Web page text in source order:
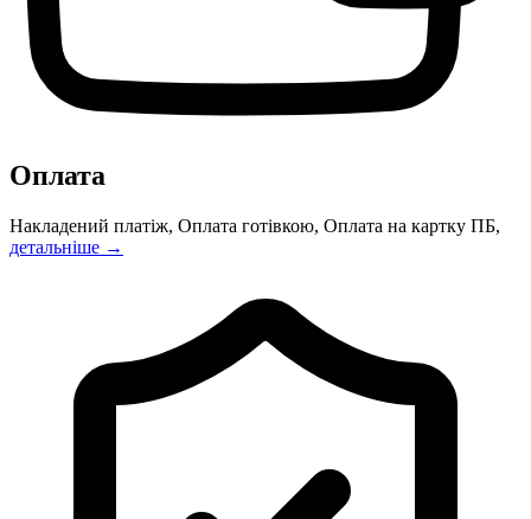
Оплата
Накладений платіж, Оплата готівкою, Оплата на картку ПБ,
детальніше →